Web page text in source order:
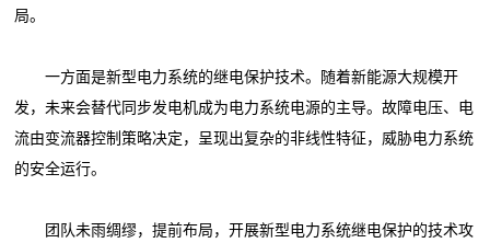
局。
一方面是新型电力系统的继电保护技术。随着新能源大规模开
发，未来会替代同步发电机成为电力系统电源的主导。故障电压、电
流由变流器控制策略决定，呈现出复杂的非线性特征，威胁电力系统
的安全运行。
团队未雨绸缪，提前布局，开展新型电力系统继电保护的技术攻